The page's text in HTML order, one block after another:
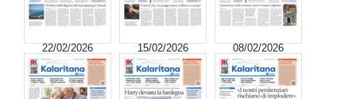
22/02/2026 15/02/2026 08/02/2026